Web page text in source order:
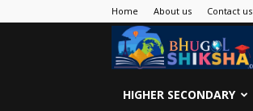
Home About us Contact us
HIGHER SECONDARY